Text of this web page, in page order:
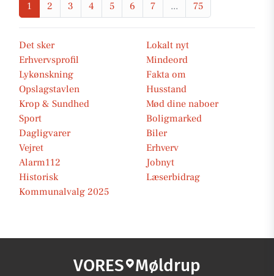
1 2 3 4 5 6 7 ... 75
Det sker
Lokalt nyt
Erhvervsprofil
Mindeord
Lykønskning
Fakta om
Opslagstavlen
Husstand
Krop & Sundhed
Mød dine naboer
Sport
Boligmarked
Dagligvarer
Biler
Vejret
Erhverv
Alarm112
Jobnyt
Historisk
Læserbidrag
Kommunalvalg 2025
VORES Møldrup